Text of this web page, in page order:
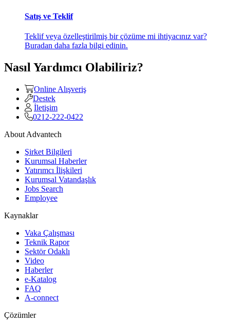
Satış ve Teklif
Teklif veya özelleştirilmiş bir çözüme mi ihtiyacınız var?
Buradan daha fazla bilgi edinin.
Nasıl Yardımcı Olabiliriz?
Online Alışveriş
Destek
İletişim
0212-222-0422
About Advantech
Şirket Bilgileri
Kurumsal Haberler
Yatırımcı İlişkileri
Kurumsal Vatandaşlık
Jobs Search
Employee
Kaynaklar
Vaka Çalışması
Teknik Rapor
Sektör Odaklı
Video
Haberler
e-Katalog
FAQ
A-connect
Çözümler